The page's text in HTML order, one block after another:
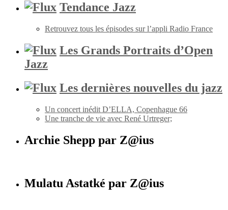
Tendance Jazz
Retrouvez tous les épisodes sur l’appli Radio France
Les Grands Portraits d’Open
Jazz
Les dernières nouvelles du jazz
Un concert inédit D’ELLA, Copenhague 66
Une tranche de vie avec René Urtreger;
Archie Shepp par Z@ius
Mulatu Astatké par Z@ius